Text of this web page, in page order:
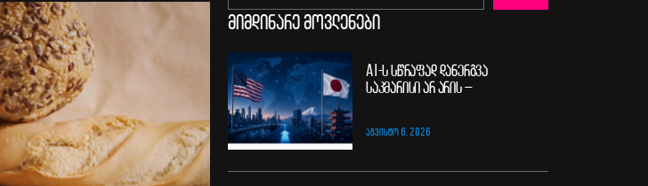
მიმდინარე მოვლენები
AI-ს სწრაფად დანერგვა
საკმარისი არ არის –
ᲐᲒᲕᲘᲡᲢᲝ 6, 2026